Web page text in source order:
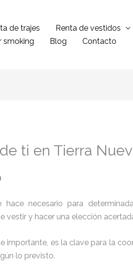
de trajes Renta de vestidos
smoking Blog Contacto
ti en Tierra
necesario para
vestir y hacer una elección
importante, es la clave para la
lo previsto.